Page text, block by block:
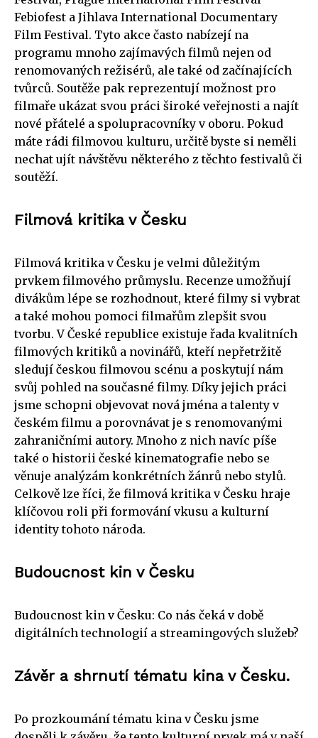
Febiofest a Jihlava International Documentary
Film Festival. Tyto akce často nabízejí na
programu mnoho zajímavých filmů nejen od
renomovaných režisérů, ale také od začínajících
tvůrců. Soutěže pak reprezentují možnost pro
filmaře ukázat svou práci široké veřejnosti a najít
nové přátelé a spolupracovníky v oboru. Pokud
máte rádi filmovou kulturu, určitě byste si neměli
nechat ujít návštěvu některého z těchto festivalů či
soutěží.
Filmová kritika v Česku
Filmová kritika v Česku je velmi důležitým
prvkem filmového průmyslu. Recenze umožňují
divákům lépe se rozhodnout, které filmy si vybrat
a také mohou pomoci filmařům zlepšit svou
tvorbu. V České republice existuje řada kvalitních
filmových kritiků a novinářů, kteří nepřetržitě
sledují českou filmovou scénu a poskytují nám
svůj pohled na současné filmy. Díky jejich práci
jsme schopni objevovat nová jména a talenty v
českém filmu a porovnávat je s renomovanými
zahraničními autory. Mnoho z nich navíc píše
také o historii české kinematografie nebo se
věnuje analýzám konkrétních žánrů nebo stylů.
Celkově lze říci, že filmová kritika v Česku hraje
klíčovou roli při formování vkusu a kulturní
identity tohoto národa.
Budoucnost kin v Česku
Budoucnost kin v Česku: Co nás čeká v době
digitálních technologií a streamingových služeb?
Závěr a shrnutí tématu kina v Česku.
Po prozkoumání tématu kina v Česku jsme